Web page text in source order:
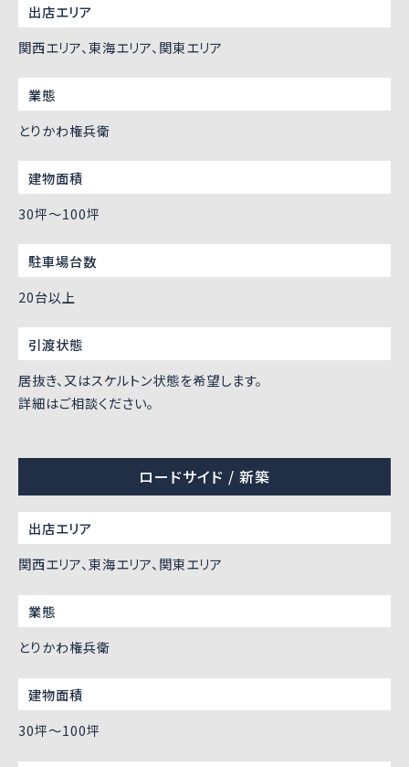
出店エリア
関西エリア、東海エリア、関東エリア
業態
とりかわ権兵衛
建物面積
30坪〜100坪
駐車場台数
20台以上
引渡状態
居抜き、又はスケルトン状態を希望します。
詳細はご相談ください。
ロードサイド / 新築
出店エリア
関西エリア、東海エリア、関東エリア
業態
とりかわ権兵衛
建物面積
30坪〜100坪